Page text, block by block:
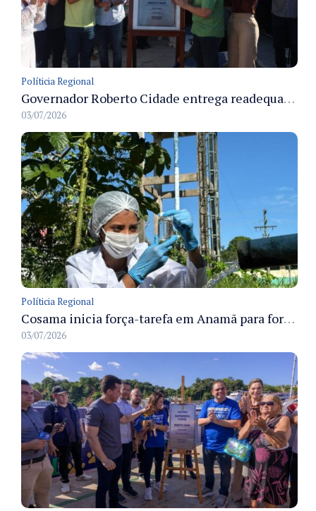
Políticia Regional
Governador Roberto Cidade entrega readequação do ambulatório da FCecon e amplia capacidade de atendimento oncológico em Manaus
03/07/2026
Políticia Regional
Cosama inicia força-tarefa em Anamã para fortalecer abastecimento de água e segurança hídrica da população
03/07/2026